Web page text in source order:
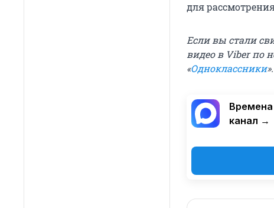
для
Если вы стали
видео в Viber по
«Одноклассники».
канал →